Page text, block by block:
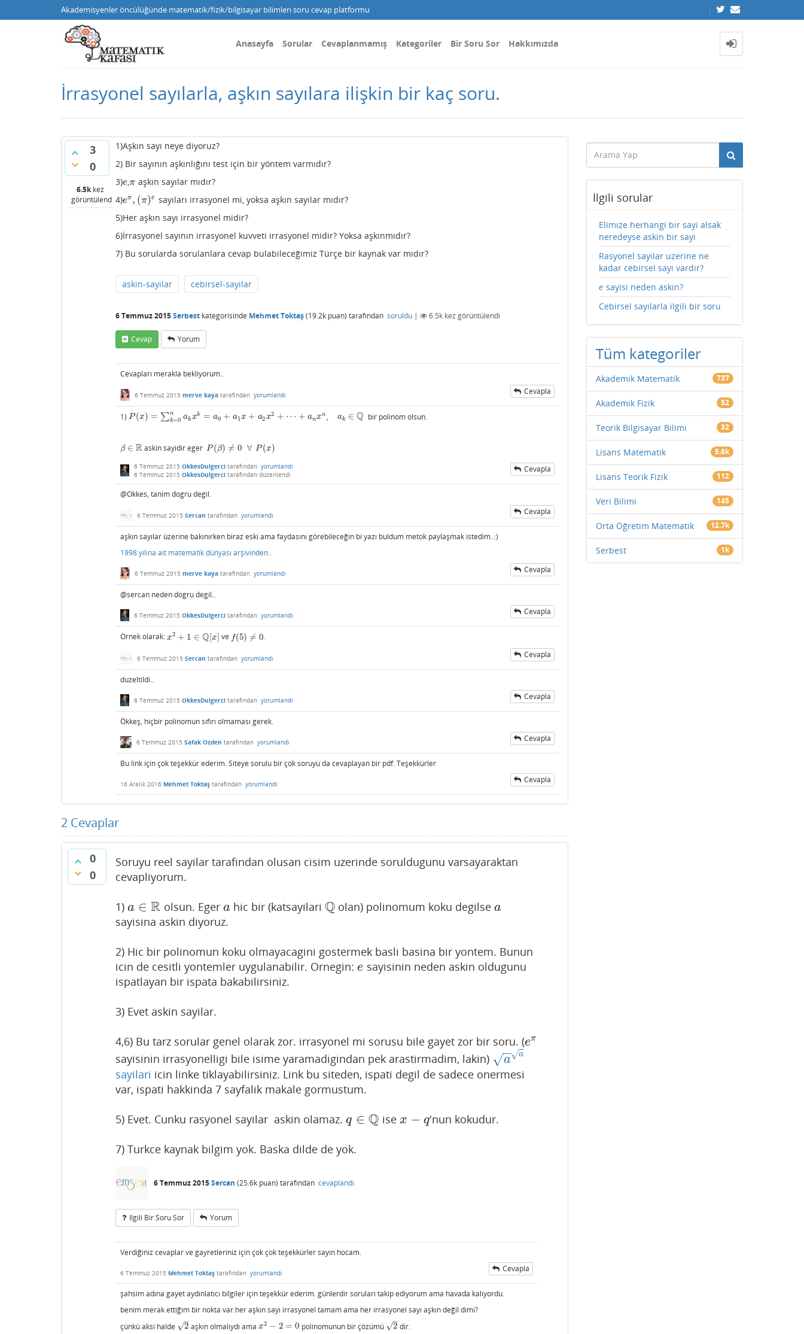
Akademisyenler öncülüğünde matematik/fizik/bilgisayar bilimleri soru cevap platformu
Anasayfa Sorular Cevaplanmamış Kategoriler Bir Soru Sor Hakkımızda
İrrasyonel sayılarla, aşkın sayılara ilişkin bir kaç soru.
3
0
6.5kkez
görüntülendi
1)Aşkın sayı neye diyoruz?
2) Bir sayının aşkınlığını test için bir yöntem varmıdır?
3)e
e,π
π aşkın sayılar mıdır?
4)eπ, (π)e
eπ, π)e
sayıları irrasyonel mi, yoksa aşkın sayılar mıdır?
5)Her aşkın sayı irrasyonel midir?
6)İrrasyonel sayının irrasyonel kuvveti irrasyonel midir? Yoksa aşkınmıdır?
7) Bu sorularda sorulanlara cevap bulabileceğimiz Türçe bir kaynak var mıdır?
askin-sayilar cebirsel-sayilar
6 Temmuz 2015Serbest kategorisinde Mehmet Toktaş(19.2k puan) tarafından soruldu | 6.5k kez görüntülendi
Cevap Yorum
Cevapları merakla bekliyorum..
6 Temmuz 2015 merve kaya tarafından yorumlandı Cevapla
1) P(x) = ∑n
k=0 ak xk = a0 + a1x + a2x2 + ⋯ + anxn
P(x)=∑ k= 0n ak k =a0+a 1x +a2 x2 +⋯+ anx n ak ∈ Q
ak∈Q bir polinom olsun.
β ∈ R
β∈R askin sayidir egerP(β) ≠ 0
P(β)≠0 ∀
∀ P(x)
P(x)
6 Temmuz 2015 OkkesDulgerci tarafından yorumlandı
6 Temmuz 2015 OkkesDulgerci tarafından düzenlendi
Cevapla
@Okkes, tanim dogru degil.
6 Temmuz 2015 Sercan tarafından yorumlandı Cevapla
aşkın sayılar üzerine bakınırken biraz eski ama faydasını görebileceğin bi yazı buldum metok paylaşmak istedim..:)
1998 yılına ait matematik dünyası arşivinden..
6 Temmuz 2015 merve kaya tarafından yorumlandı Cevapla
@sercan neden dogru degil..
6 Temmuz 2015 OkkesDulgerci tarafından yorumlandı Cevapla
Ornek olarak: x2 + 1 ∈ Q[x]
x2+1∈Q [x ] ve f(5) ≠ 0
f(5)≠0 .
6 Temmuz 2015 Sercan tarafından yorumlandı Cevapla
duzeltildi..
6 Temmuz 2015 OkkesDulgerci tarafından yorumlandı Cevapla
Ökkeş, hiçbir polinomun sıfırı olmaması gerek.
6 Temmuz 2015 Safak Ozden tarafından yorumlandı Cevapla
Bu link için çok teşekkür ederim. Siteye sorulu bir çok soruyu da cevaplayan bir pdf. Teşekkürler
16 Aralık 2016 Mehmet Toktaş tarafından yorumlandı Cevapla
2 Cevaplar
0
0
Soruyu reel sayilar tarafindan olusan cisim uzerinde soruldugunu varsayaraktan
cevapliyorum.
1) a ∈ R
a∈R olsun. Eger a
ahic bir (katsayilari Q
Qolan) polinomum koku degilse a
a
sayisina askin diyoruz.
2) Hic bir polinomun koku olmayacagini gostermek basli basina bir yontem. Bunun
icin de cesitli yontemler uygulanabilir. Ornegin: e
e sayisinin neden askin oldugunu
ispatlayan bir ispata bakabilirsiniz.
3) Evet askin sayilar.
4,6) Bu tarz sorular genel olarak zor. irrasyonel mi sorusu bile gayet zor bir soru. (eπ
eπ
sayisinin irrasyonelligi bile isime yaramadigindan pek arastirmadim, lakin)
a
−
−
√ a
√
aa
sayilari icin linke tiklayabilirsiniz. Link bu siteden, ispati degil de sadece onermesi
var, ispati hakkinda 7 sayfalik makale gormustum.
5) Evet. Cunku rasyonel sayilar askin olamaz. q ∈ Q
q ∈Q ise x − q
x− q 'nun kokudur.
7) Turkce kaynak bilgim yok. Baska dilde de yok.
6 Temmuz 2015Sercan (25.6k puan) tarafından cevaplandı
Ilgili Bir Soru Sor Yorum
Verdiğiniz cevaplar ve gayretleriniz için çok çok teşekkürler sayın hocam.
6 Temmuz 2015 Mehmet Toktaş tarafından yorumlandı Cevapla
şahsim adına gayet aydınlatıcı bilgiler için teşekkür ederim. günlerdir soruları takip ediyorum ama havada kalıyordu.
benim merak ettiğim bir nokta var.her aşkın sayı irrasyonel tamam ama her irrasyonel sayı aşkın değil dimi?
çünkü aksi halde
2
–
√
2 aşkın olmalıydı amax2 − 2 = 0
x2−2=0 polinomunun bir çözümü 2
–
√
2 dir.
İlgili sorular
Elimize herhangi bir sayi alsak
neredeyse askin bir sayi
Rasyonel sayilar uzerine ne
kadar cebirsel sayi vardir?
e
esayisi neden askin?
Cebirsel sayılarla ilgili bir soru
Tüm kategoriler
Akademik Matematik 737
Akademik Fizik 52
Teorik Bilgisayar Bilimi 32
Lisans Matematik 5.6k
Lisans Teorik Fizik 112
Veri Bilimi 145
Orta Öğretim Matematik 12.7k
Serbest 1k